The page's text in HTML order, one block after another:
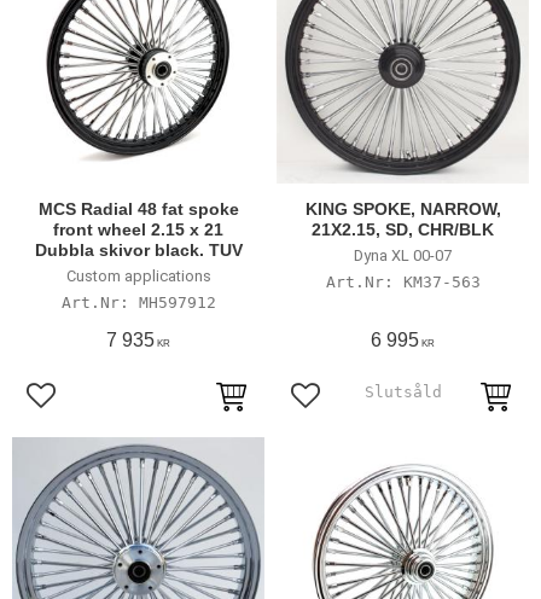
MCS Radial 48 fat spoke
front wheel 2.15 x 21
Dubbla skivor black. TUV
Custom applications
MH597912
7 935 KR
Lägg till i favoriter
KING SPOKE, NARROW,
21X2.15, SD, CHR/BLK
Dyna XL 00-07
KM37-563
6 995 KR
Lägg till i favoriter